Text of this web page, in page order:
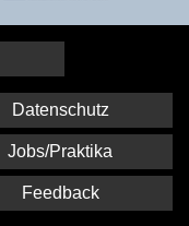
Datenschutz
Jobs/Praktika
Feedback